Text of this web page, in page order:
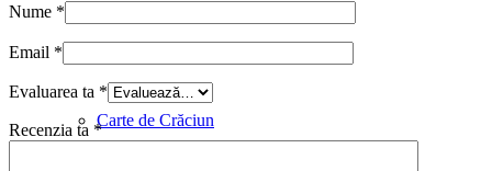
Carte de Crăciun
Nume *
Email *
Evaluarea ta *
Recenzia ta *